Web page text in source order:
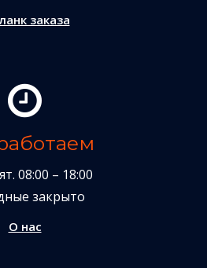
заказа
08:00 – 18:00
закрыто
О нас